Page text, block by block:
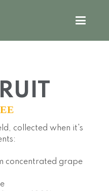
collected when it's
concentrated grape